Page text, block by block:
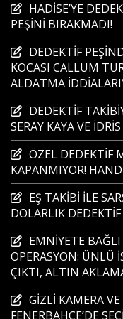
HADİSE’YE
PEŞİNİ BIRAKMADI!
DEDEKTİF
KOCASI CALLUM
ALDATMA
DEDEKTİF
SERAY KAYA VE
ÖZEL DEDEKTİF
KAPANMIYOR!
EŞ TAKİBİ İLE
DOLARLIK
EMNİYETE
OPERASYON: ÜNLÜ
ÇIKTI, ALTIN
GİZLİ KAMERA
FENERBAHÇE’DE